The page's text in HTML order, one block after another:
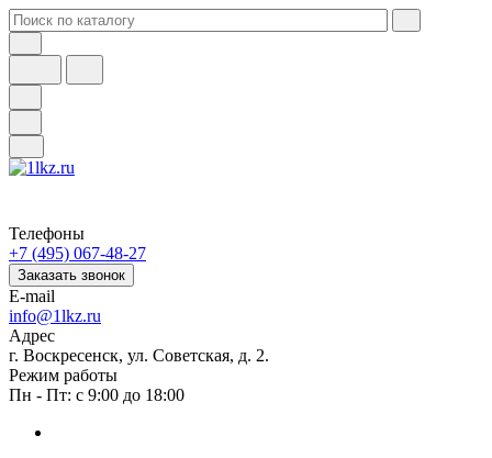
Телефоны
+7 (495) 067-48-27
Заказать звонок
E-mail
info@1lkz.ru
Адрес
г. Воскресенск, ул. Советская, д. 2.
Режим работы
Пн - Пт: с 9:00 до 18:00